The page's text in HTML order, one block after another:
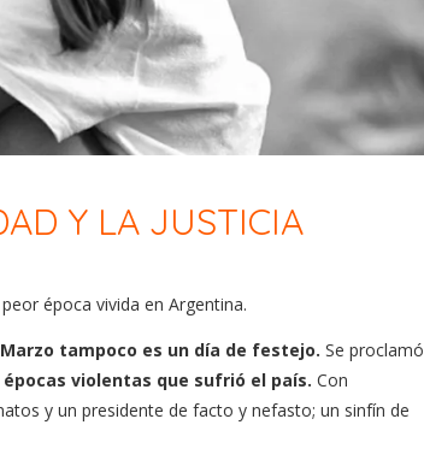
Y LA JUSTICIA
época vivida en Argentina.
Marzo tampoco es un día de festejo. Se proclamó
violentas que sufrió el país. Con
y un presidente de facto y nefasto; un sinfín de